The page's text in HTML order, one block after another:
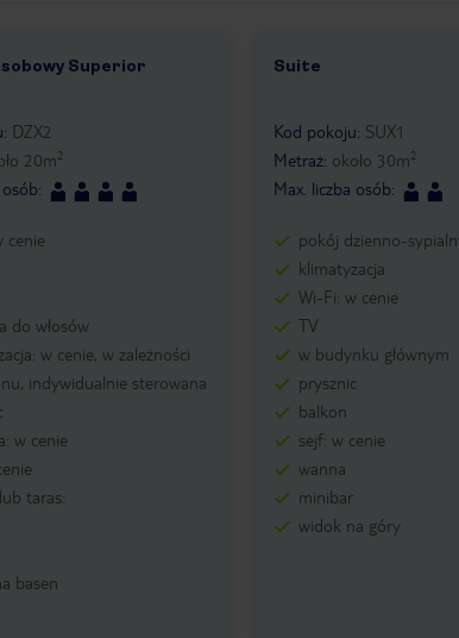
Superior
: DZX2
20m2
:
cenie
do włosów
w cenie, w zależności
indywidualnie sterowana
w cenie
taras:
basen
Suite
1 /
Kod pokoju: SUX1
Metraż: około 30m2
Max. liczba osób:
pokój dzienno-
klimatyzacja
Wi-Fi: w cenie
TV
w budynku głównym
prysznic
balkon
sejf: w cenie
wanna
minibar
widok na góry